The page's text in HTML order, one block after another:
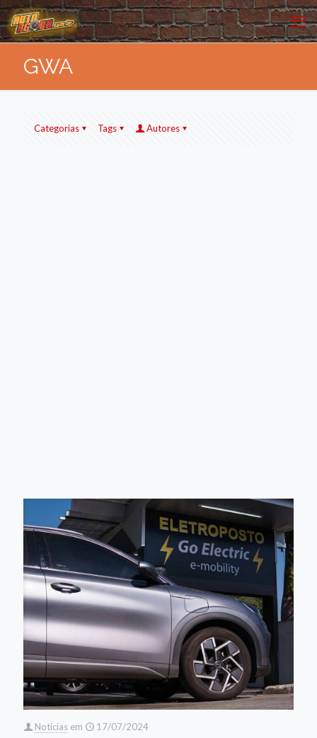
GWA
Categorias Tags Autores
Noticias em 17/07/2024